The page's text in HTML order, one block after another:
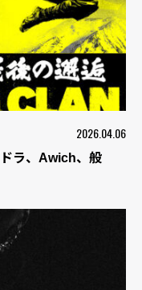
2026.04.06
ラ、Awich、般